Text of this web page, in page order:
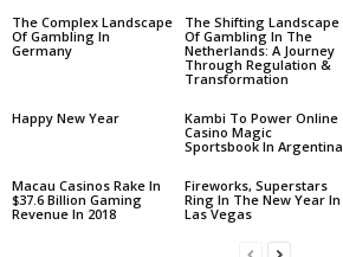
The Complex Landscape
Of Gambling In
Germany
The Shifting Landscape
Of Gambling In The
Netherlands: A Journey
Through Regulation &
Transformation
Happy New Year
Kambi To Power Online
Casino Magic
Sportsbook In Argentina
Macau Casinos Rake In
$37.6 Billion Gaming
Revenue In 2018
Fireworks, Superstars
Ring In The New Year In
Las Vegas